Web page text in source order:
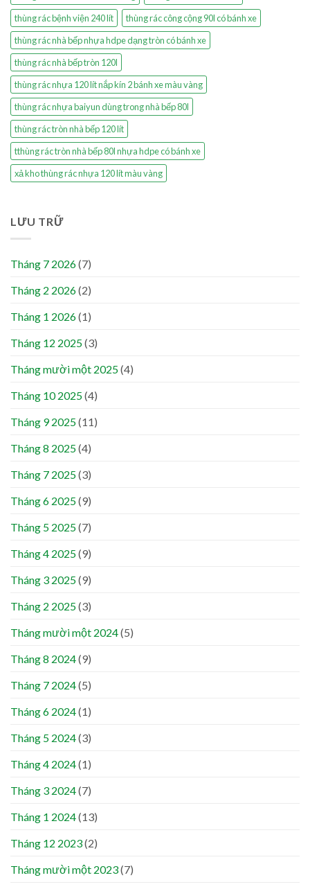
thùng rác bệnh viện 240 lít
thùng rác công cộng 90l có bánh xe
thùng rác nhà bếp nhựa hdpe dạng tròn có bánh xe
thùng rác nhà bếp tròn 120l
thùng rác nhựa 120 lít nắp kín 2 bánh xe màu vàng
thùng rác nhựa baiyun dùng trong nhà bếp 80l
thùng rác tròn nhà bếp 120 lít
tthùng rác tròn nhà bếp 80l nhựa hdpe có bánh xe
xả kho thùng rác nhựa 120 lít màu vàng
LƯU TRỮ
Tháng 7 2026(7)
Tháng 2 2026(2)
Tháng 1 2026(1)
Tháng 12 2025(3)
Tháng mười một 2025(4)
Tháng 10 2025(4)
Tháng 9 2025(11)
Tháng 8 2025(4)
Tháng 7 2025(3)
Tháng 6 2025(9)
Tháng 5 2025(7)
Tháng 4 2025(9)
Tháng 3 2025(9)
Tháng 2 2025(3)
Tháng mười một 2024(5)
Tháng 8 2024(9)
Tháng 7 2024(5)
Tháng 6 2024(1)
Tháng 5 2024(3)
Tháng 4 2024(1)
Tháng 3 2024(7)
Tháng 1 2024(13)
Tháng 12 2023(2)
Tháng mười một 2023(7)